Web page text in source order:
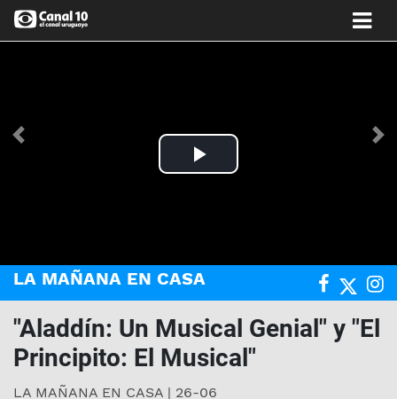
Play
Anterior
LA MAÑANA EN CASA
"Aladdín: Un Musical Genial" y "El
Principito: El Musical"
LA MAÑANA EN CASA | 26-06